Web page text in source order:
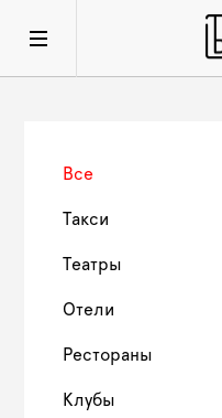
Все
Такси
Театры
Отели
Рестораны
Клубы